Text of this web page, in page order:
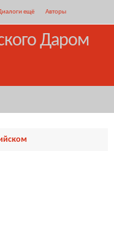
ещё Авторы
Даром